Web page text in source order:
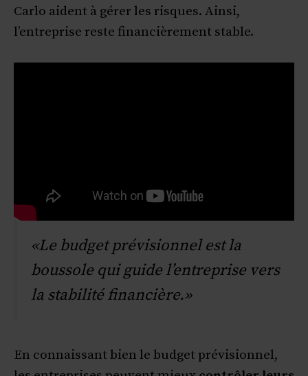
Carlo aident à gérer les risques. Ainsi,
l’entreprise reste financièrement stable.
«Le budget prévisionnel est la
boussole qui guide l’entreprise vers
la stabilité financière.»
En connaissant bien le budget prévisionnel,